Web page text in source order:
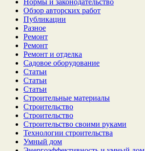
Обзор авторских работ
Публикации
Разное
Ремонт
Ремонт
Ремонт и отделка
Садовое оборудование
Статьи
Статьи
Статьи
Строительные материалы
Строительство
Строительство
Строительство своими руками
Технологии строительства
Умный дом